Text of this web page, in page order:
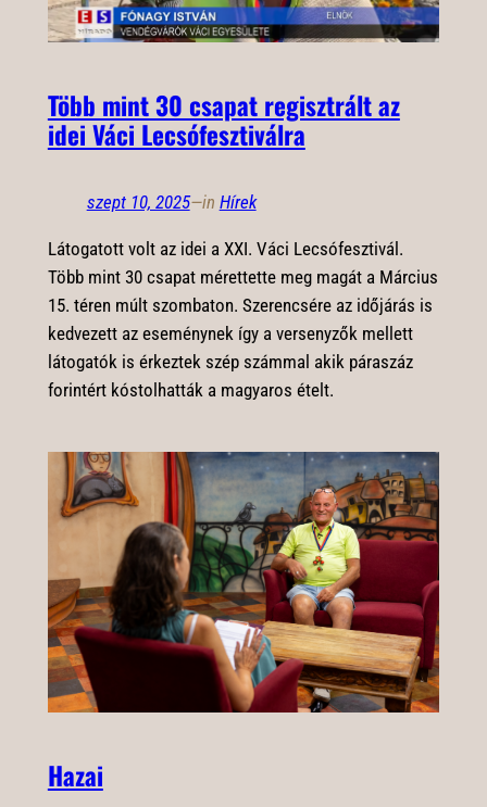
Több mint 30 csapat regisztrált az
idei Váci Lecsófesztiválra
szept 10, 2025—in Hírek
Látogatott volt az idei a XXI. Váci Lecsófesztivál.
Több mint 30 csapat mérettette meg magát a Március
15. téren múlt szombaton. Szerencsére az időjárás is
kedvezett az eseménynek így a versenyzők mellett
látogatók is érkeztek szép számmal akik páraszáz
forintért kóstolhatták a magyaros ételt.
Hazai